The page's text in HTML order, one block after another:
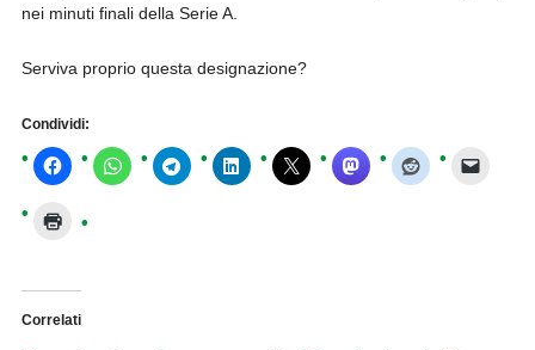
nei minuti finali della Serie A.
Serviva proprio questa designazione?
Condividi:
Correlati